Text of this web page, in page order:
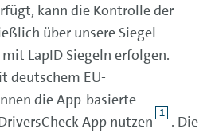
kann die Kontrolle der
über unsere Siegel-
LapID Siegeln erfolgen.
deutschem EU-
die App-basierte
App nutzen 1 . Die